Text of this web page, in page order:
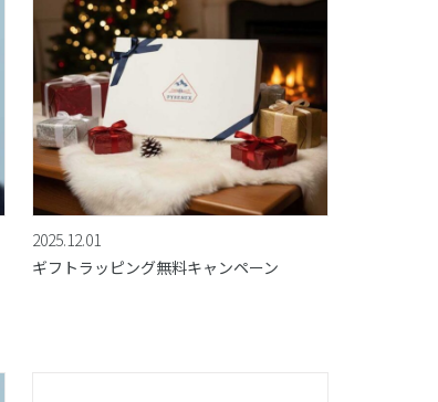
2025.12.01
ギフトラッピング無料キャンペーン